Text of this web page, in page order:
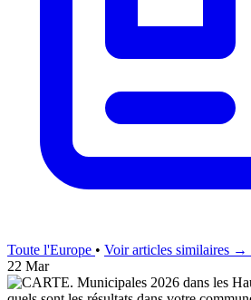
Toute l'Europe • Voir articles similaires →
22 Mar